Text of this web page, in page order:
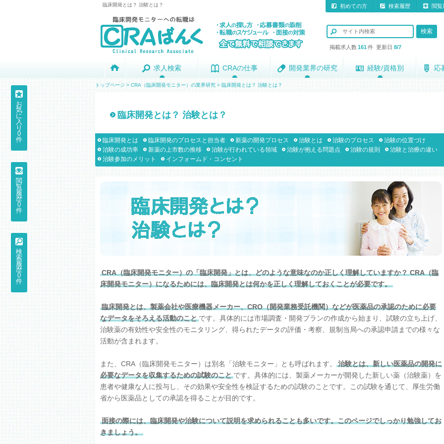
臨床開発とは？ 治験とは？ 初めての方 検索履歴 閲覧
掲載求人数161 件 更新日 8/7
求人検索
求人検索 CRAの仕事
CRAの仕事 開発業界の研究
開発業界の研究 経験/資格別
経験/資格別 応
応
トップページ > CRA（臨床開発モニター）の業界研究 > 臨床開発とは？ 治験とは？
臨床開発とは？ 治験とは？
臨床開発とは 臨床開発のプロセスと担当者 新薬の開発プロセス 治験とは 治験のプロセス
治験の位置づけ
治験の成功率
新薬の上市数の推移 治験が行われている領域 治験が抱える問題点 治験の規則
治験と治療の違い
治験参加のメリット
インフォームド・コンセント
CRA（臨床開発モニター）の「臨床開発」とは、どのような意味なのか正しく理解していますか？ CRA（臨
床開発モニター）になるためには、臨床開発とは何かを正しく理解しておくことが必要です。
臨床開発とは、製薬会社や医療機器メーカー、CRO（開発業務受託機関）などが医薬品の承認のために必要
なデータをそろえる活動のことです。具体的には市場調査・開発プランの作成から始まり、試験の立ち上げ、
治験薬の有効性や安全性のモニタリング、得られたデータの評価・考察、規制当局への承認申請までの様々な
活動が含まれます。
また、CRA（臨床開発モニター）は別名「治験モニター」とも呼ばれます。
治験とは、新しい医薬品の開発に
必要なデータを収集するための試験のことです。具体的には、製薬メーカーが開発した新しい薬（治験薬）を
患者や健康な人に投与し、その効果や安全性を検証するための試験のことです。この試験を通じて、厚生労働
省から医薬品としての承認を得ることが目的です。
面接の際には、臨床開発や治験について説明を求められることも多いです。このページでしっかり勉強してお
きましょう。
お
気
に
入
り
0
件
閲
覧
履
歴
0
件
検
索
履
歴
0
件